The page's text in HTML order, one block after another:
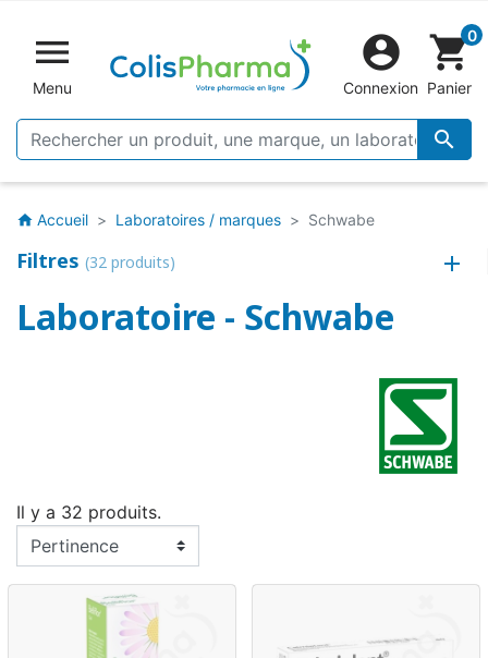

Menu


Connexion
shopping_cart0
Panier
home Accueil Laboratoires / marques Schwabe
Filtres (32 produits)
Laboratoire - Schwabe
Il y a 32 produits.